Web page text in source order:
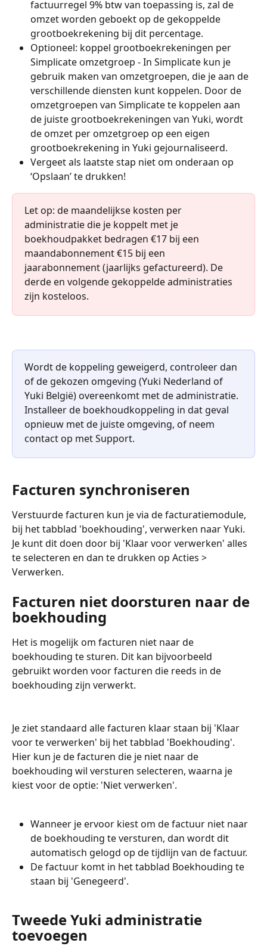
factuurregel 9% btw van toepassing is, zal de
omzet worden geboekt op de gekoppelde
grootboekrekening bij dit percentage.
Optioneel: koppel grootboekrekeningen per
Simplicate omzetgroep - In Simplicate kun je
gebruik maken van omzetgroepen, die je aan de
verschillende diensten kunt koppelen. Door de
omzetgroepen van Simplicate te koppelen aan
de juiste grootboekrekeningen van Yuki, wordt
de omzet per omzetgroep op een eigen
grootboekrekening in Yuki gejournaliseerd.
Vergeet als laatste stap niet om onderaan op
‘Opslaan’ te drukken!
Let op: de maandelijkse kosten per
administratie die je koppelt met je
boekhoudpakket bedragen €17 bij een
maandabonnement €15 bij een
jaarabonnement (jaarlijks gefactureerd). De
derde en volgende gekoppelde administraties
zijn kosteloos.
Wordt de koppeling geweigerd, controleer dan
of de gekozen omgeving (Yuki Nederland of
Yuki België) overeenkomt met de administratie.
Installeer de boekhoudkoppeling in dat geval
opnieuw met de juiste omgeving, of neem
contact op met Support.
Facturen synchroniseren
Verstuurde facturen kun je via de facturatiemodule,
bij het tabblad 'boekhouding', verwerken naar Yuki.
Je kunt dit doen door bij 'Klaar voor verwerken' alles
te selecteren en dan te drukken op Acties >
Verwerken.
Facturen niet doorsturen naar de
boekhouding
Het is mogelijk om facturen niet naar de
boekhouding te sturen. Dit kan bijvoorbeeld
gebruikt worden voor facturen die reeds in de
boekhouding zijn verwerkt.
Je ziet standaard alle facturen klaar staan bij 'Klaar
voor te verwerken' bij het tabblad 'Boekhouding'.
Hier kun je de facturen die je niet naar de
boekhouding wil versturen selecteren, waarna je
kiest voor de optie: 'Niet verwerken'.
Wanneer je ervoor kiest om de factuur niet naar
de boekhouding te versturen, dan wordt dit
automatisch gelogd op de tijdlijn van de factuur.
De factuur komt in het tabblad Boekhouding te
staan bij 'Genegeerd'.
Tweede Yuki administratie
toevoegen